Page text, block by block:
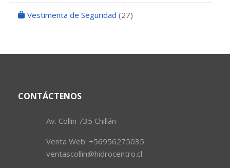
Vestimenta de Seguridad (27)
CONTÁCTENOS
Av. Collin 735 Chillán
Venta Web: +56956275035
ventascollin@hidrocentro.cl